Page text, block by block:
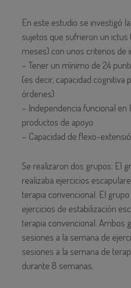
En este estudio se investigó
sujetos que sufrieron un ictus
meses) con unos criterios de
– Tener un mínimo de 24
(es decir, capacidad cognitiva
órdenes)
– Independencia funcional en
productos de apoyo
– Capacidad de flexo-
Se realizaron dos grupos: El
realizaba ejercicios
terapia convencional. El
ejercicios de estabilización
terapia convencional. Ambos
sesiones a la semana de
sesiones a la semana de
durante 8 semanas.